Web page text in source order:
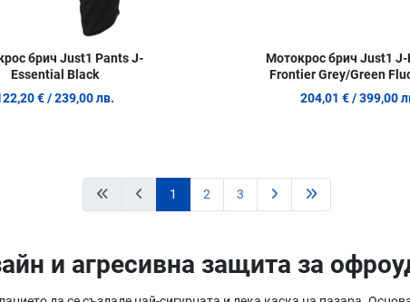
брич Just1 Pants J-
Essential Black
€ / 239,00 лв.
Мотокрос брич Just1 J-
Frontier Grey/Green
204,01 € / 399,00
1 2 3
и агресивна защита за